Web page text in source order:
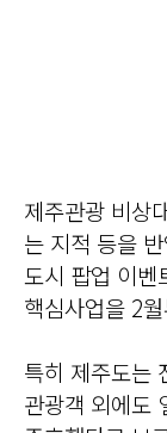
제주관광 비상
는 지적 등을
도시 팝업 이
핵심사업을 2
특히 제주도는
관광객 외에도